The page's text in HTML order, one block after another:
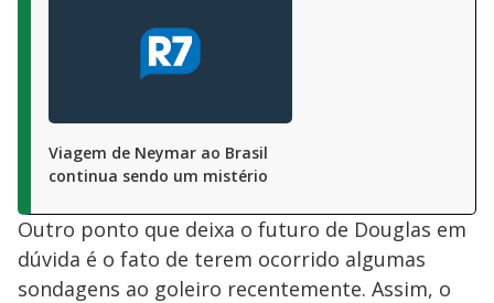
Viagem de Neymar ao Brasil
continua sendo um mistério
Outro ponto que deixa o futuro de Douglas em
dúvida é o fato de terem ocorrido algumas
sondagens ao goleiro recentemente. Assim, o